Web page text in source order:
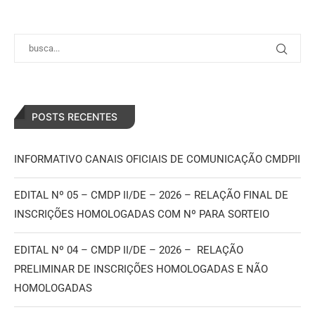
POSTS RECENTES
INFORMATIVO CANAIS OFICIAIS DE COMUNICAÇÃO CMDPII
EDITAL Nº 05 – CMDP II/DE – 2026 – RELAÇÃO FINAL DE
INSCRIÇÕES HOMOLOGADAS COM Nº PARA SORTEIO
EDITAL Nº 04 – CMDP II/DE – 2026 – RELAÇÃO
PRELIMINAR DE INSCRIÇÕES HOMOLOGADAS E NÃO
HOMOLOGADAS